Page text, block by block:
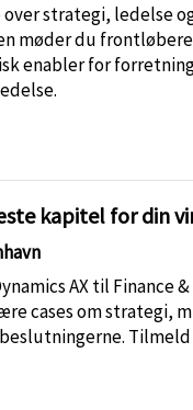
strategi, ledelse
møder du
enabler for
kapitel for din
AX til Finance
cases om strategi,